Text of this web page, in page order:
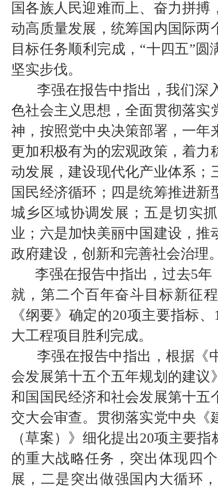
国各族人民迎难而上、奋力拼
动高质量发展，统筹国内国际两
目标任务顺利完成，“十四五”
坚实步伐。
李强在报告中指出，我们深
色社会主义思想，全面贯彻落实
神，按照党中央决策部署，一年
更加积极有为的宏观政策，着
动发展，建设现代化产业体系；
国民经济循环；四是统筹推进
城乡区域协调发展；五是切实
业；六是加快美丽中国建设，
政府建设，创新和完善社会治理
李强在报告中指出，过去5年
就，第二个百年奋斗目标新征
《纲要》确定的20项主要指标
大工程项目胜利完成。
李强在报告中指出，根据《
会发展第十五个五年规划的建议
和国国民经济和社会发展第十五
交大会审查。贯彻落实党中央
（草案）》细化提出20项主要
的重大战略任务，突出体现四
展，二是突出做强国内大循环